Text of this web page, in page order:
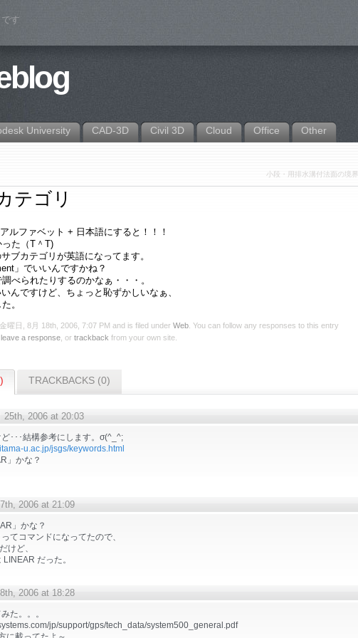
す
University CAD-3D Civil 3D Cloud Office Other
小段・用排水溝付法面の境界
テゴリ
ルファベット + 日本語にすると！！！
った（T＾T)
ブカテゴリが英語になってます。
」でいいんですかね？
べられたりするのかなぁ・・・。
んですけど、ちょっと恥ずかしいなぁ、
。
曜日, 8月 18th, 2006, 7:07 PM and is filed under Web . You can follow any responses to this entry
leave a response , or trackback from your own site.
TRACKBACKS (0)
25th, 2006 at 20:03
･･･結構参考にします。σ(^_^;
u.ac.jp/jsgs/keywords.html
」かな？
2006 at 21:09
」かな？
てコマンドになってたので、
けど、
だった。
2006 at 18:28
た。。。
jp/support/gps/tech_data/system500_general.pdf